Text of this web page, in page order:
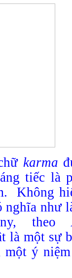
karma
tiếc là
Không
nghĩa như
theo
một sự
một ý